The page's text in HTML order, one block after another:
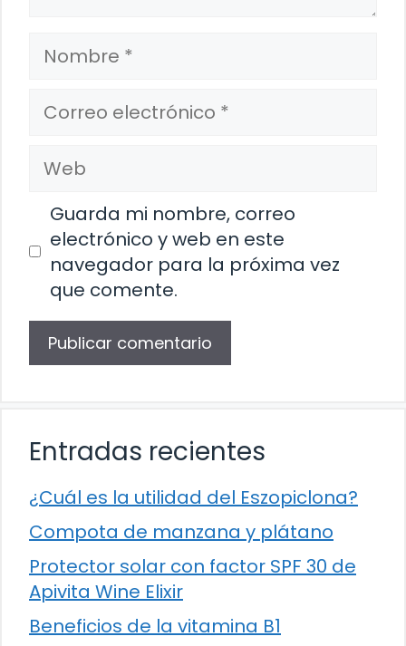
Nombre
Correo
electrónico
Web
Guarda mi nombre, correo
electrónico y web en este
navegador para la próxima vez
que comente.
Entradas recientes
¿Cuál es la utilidad del Eszopiclona?
Compota de manzana y plátano
Protector solar con factor SPF 30 de
Apivita Wine Elixir
Beneficios de la vitamina B1